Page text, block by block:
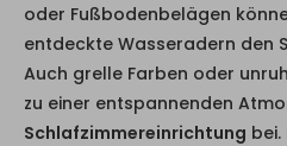
oder Fußbodenbelägen
entdeckte Wasseradern den
Auch grelle Farben oder
zu einer entspannenden
Schlafzimmereinrichtung bei.